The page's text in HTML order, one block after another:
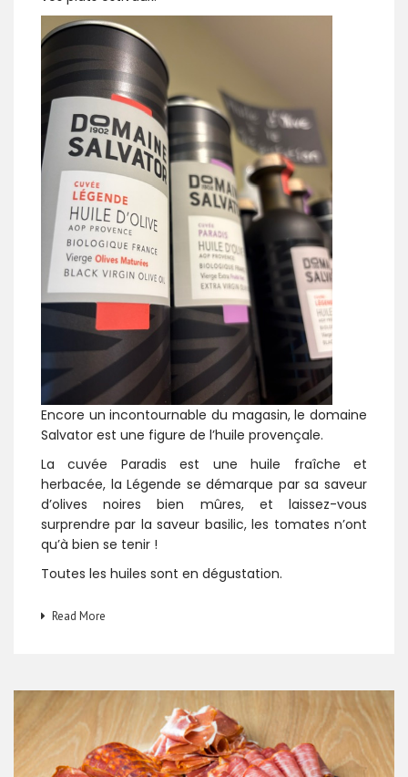
Encore un incontournable du magasin, le domaine
Salvator est une figure de l’huile provençale.
La cuvée Paradis est une huile fraîche et
herbacée, la Légende se démarque par sa saveur
d’olives noires bien mûres, et laissez-vous
surprendre par la saveur basilic, les tomates n’ont
qu’à bien se tenir !
Toutes les huiles sont en dégustation.
Read More